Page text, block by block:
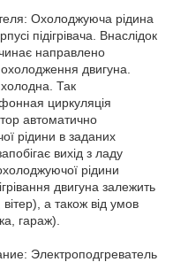
Охолоджуюча рідина
підігрівача. Внаслідок
направлено
двигуна.
холодна. Так
циркуляція
автоматично
рідини в заданих
вихід з ладу
рідини
двигуна залежить
а також від умов
гараж).
Электроподгреватель